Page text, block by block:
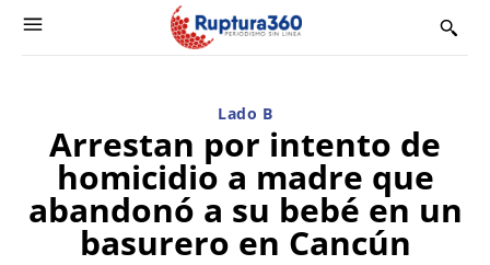
Lado B
Arrestan por intento de
homicidio a madre que
abandonó a su bebé en un
basurero en Cancún